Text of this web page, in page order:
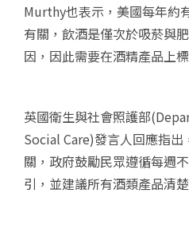
Murthy也表示，美國每年約
有關，飲酒是僅次於吸菸與
因，因此需要在酒精產品上
英國衛生與社會照護部
Social Care)發言人回應指
關，政府鼓勵民眾遵循每週
引，並建議所有酒類產品清